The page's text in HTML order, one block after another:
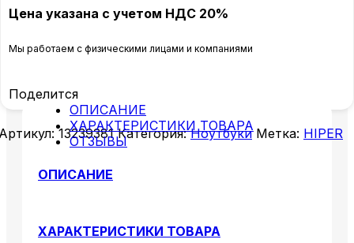
Цена указана с учетом НДС 20%
Мы работаем с физическими лицами и компаниями
Поделится
13239381Категория: Ноутбуки Метка: HIPER
ОПИСАНИЕ
ХАРАКТЕРИСТИКИ ТОВАРА
ОТЗЫВЫ
ОПИСАНИЕ
ХАРАКТЕРИСТИКИ ТОВАРА